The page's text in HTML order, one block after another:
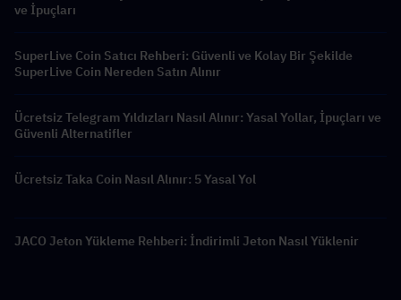
ve İpuçları
SuperLive Coin Satıcı Rehberi: Güvenli ve Kolay Bir Şekilde
SuperLive Coin Nereden Satın Alınır
Ücretsiz Telegram Yıldızları Nasıl Alınır: Yasal Yollar, İpuçları ve
Güvenli Alternatifler
Ücretsiz Taka Coin Nasıl Alınır: 5 Yasal Yol
JACO Jeton Yükleme Rehberi: İndirimli Jeton Nasıl Yüklenir